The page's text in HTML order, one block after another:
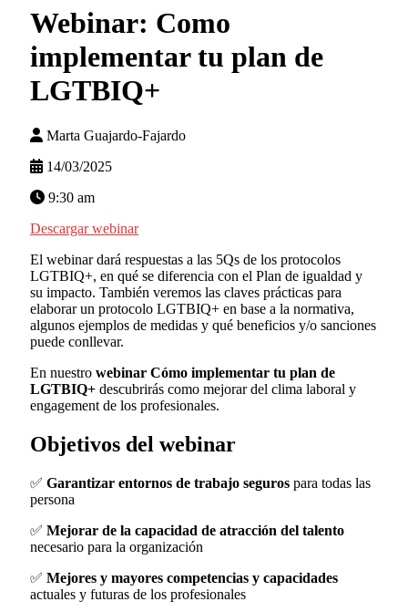
Webinar: Como
implementar tu plan de
LGTBIQ+
Marta Guajardo-Fajardo
14/03/2025
9:30 am
Descargar webinar
El webinar dará respuestas a las 5Qs de los protocolos
LGTBIQ+, en qué se diferencia con el Plan de igualdad y
su impacto. También veremos las claves prácticas para
elaborar un protocolo LGTBIQ+ en base a la normativa,
algunos ejemplos de medidas y qué beneficios y/o sanciones
puede conllevar.
En nuestro webinar Cómo implementar tu plan de
LGTBIQ+ descubrirás como mejorar del clima laboral y
engagement de los profesionales.
Objetivos del webinar
✅ Garantizar entornos de trabajo seguros para todas las
persona
✅ Mejorar de la capacidad de atracción del talento
necesario para la organización
✅ Mejores y mayores competencias y capacidades
actuales y futuras de los profesionales